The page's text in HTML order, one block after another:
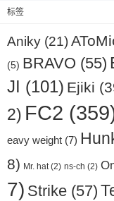
标签
Aniky (21)
(5) BRAVO (55)
JI (101) Ejiki
2) FC2
eavy weight (7)
8) Mr. hat (2) ns-ch (2)
7) Strike (57)